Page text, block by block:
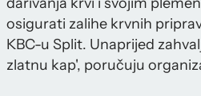
osigurati zalihe krvnih
KBC-u Split. Unaprijed
zlatnu kap', poručuju